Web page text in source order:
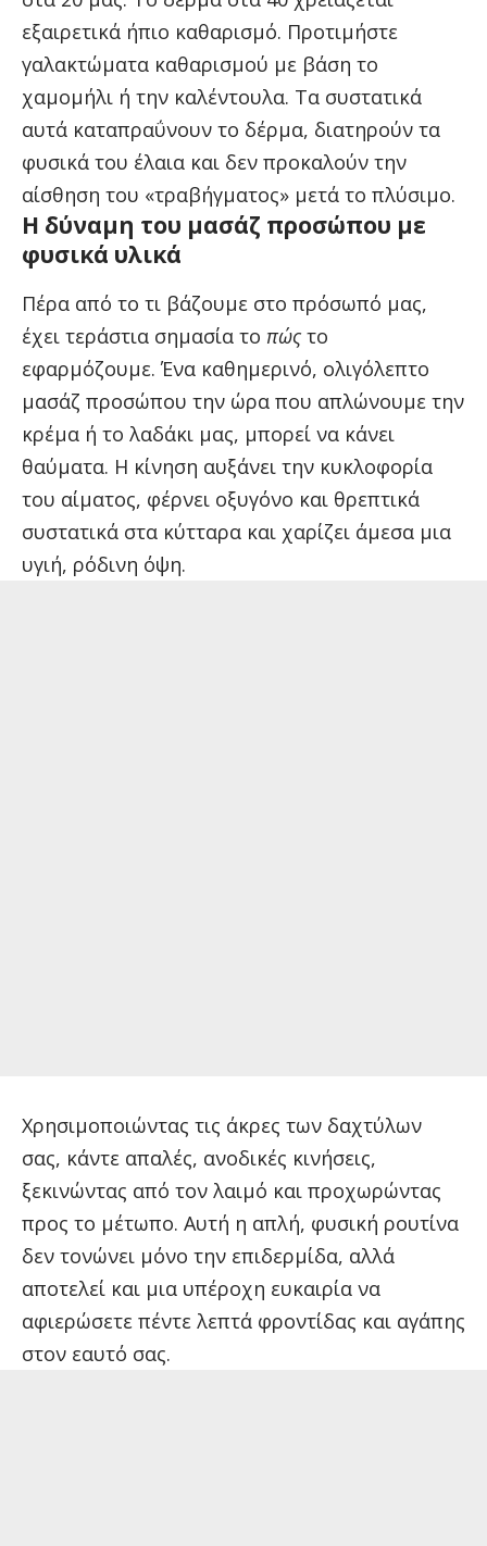
εξαιρετικά ήπιο καθαρισμό. Προτιμήστε
γαλακτώματα καθαρισμού με βάση το
χαμομήλι ή την καλέντουλα. Τα συστατικά
αυτά καταπραΰνουν το δέρμα, διατηρούν τα
φυσικά του έλαια και δεν προκαλούν την
αίσθηση του «τραβήγματος» μετά το πλύσιμο.
Η δύναμη του μασάζ προσώπου με
φυσικά υλικά
Πέρα από το τι βάζουμε στο πρόσωπό μας,
έχει τεράστια σημασία το πώςτο
εφαρμόζουμε. Ένα καθημερινό, ολιγόλεπτο
μασάζ προσώπου την ώρα που απλώνουμε την
κρέμα ή το λαδάκι μας, μπορεί να κάνει
θαύματα. Η κίνηση αυξάνει την κυκλοφορία
του αίματος, φέρνει οξυγόνο και θρεπτικά
συστατικά στα κύτταρα και χαρίζει άμεσα μια
υγιή, ρόδινη όψη.
Χρησιμοποιώντας τις άκρες των δαχτύλων
σας, κάντε απαλές, ανοδικές κινήσεις,
ξεκινώντας από τον λαιμό και προχωρώντας
προς το μέτωπο. Αυτή η απλή, φυσική ρουτίνα
δεν τονώνει μόνο την επιδερμίδα, αλλά
αποτελεί και μια υπέροχη ευκαιρία να
αφιερώσετε πέντε λεπτά φροντίδας και αγάπης
στον εαυτό σας.